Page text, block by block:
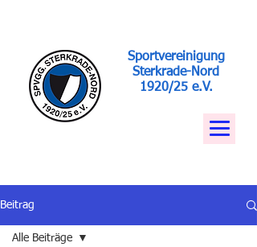
Sportvereinigung
Sterkrade-Nord
1920/25 e.V.
Beitrag
Alle Beiträge